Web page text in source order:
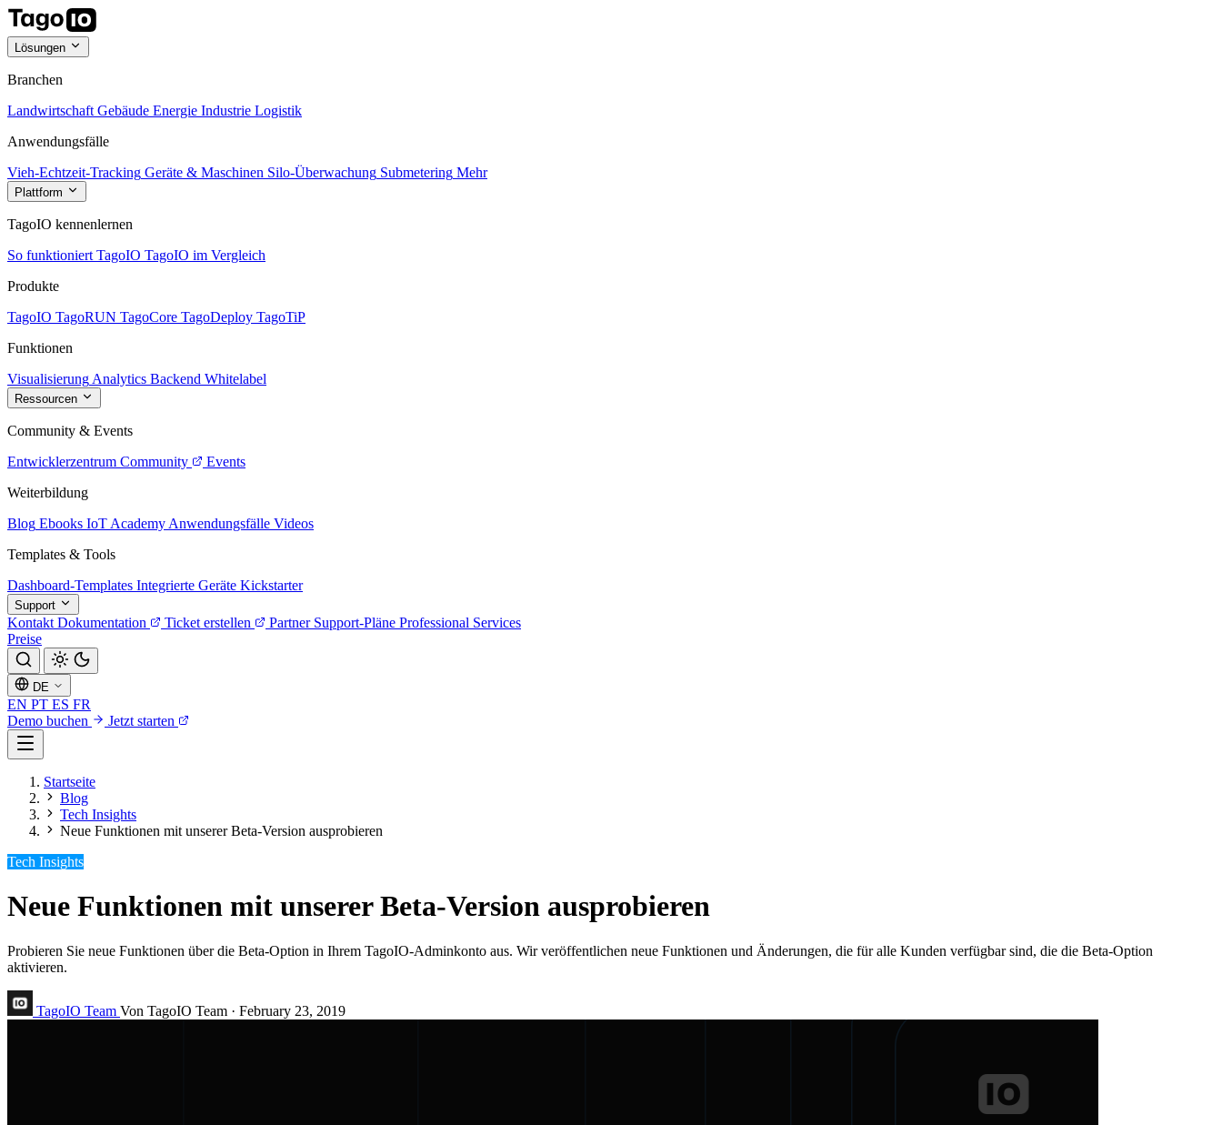
Lösungen
Branchen
Landwirtschaft Gebäude Energie Industrie Logistik
Anwendungsfälle
Vieh-Echtzeit-Tracking Geräte & Maschinen Silo-Überwachung Submetering Mehr
Plattform
TagoIO kennenlernen
So funktioniert TagoIO TagoIO im Vergleich
Produkte
TagoIO TagoRUN TagoCore TagoDeploy TagoTiP
Funktionen
Visualisierung Analytics Backend Whitelabel
Ressourcen
Community & Events
Entwicklerzentrum Community
Events
Weiterbildung
Blog Ebooks IoT Academy Anwendungsfälle Videos
Templates & Tools
Dashboard-Templates Integrierte Geräte Kickstarter
Support
Kontakt Dokumentation Ticket erstellen Partner Support-Pläne Professional Services
Preise
DE
EN PT ES FR
Demo buchen
Jetzt starten
Startseite
Blog
Tech Insights
Neue Funktionen mit unserer Beta-Version ausprobieren
Tech Insights
Neue Funktionen mit unserer Beta-Version ausprobieren
Probieren Sie neue Funktionen über die Beta-Option in Ihrem TagoIO-Adminkonto aus. Wir veröffentlichen neue Funktionen und Änderungen, die für alle Kunden verfügbar sind, die die Beta-Option
aktivieren.
TagoIO Team Von TagoIO Team · February 23, 2019